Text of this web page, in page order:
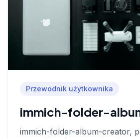
Przewodnik użytkownika
immich-folder-
immich-folder-album-creator,